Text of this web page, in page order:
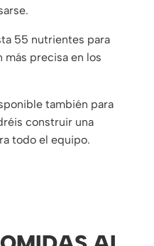
55 nutrientes para
precisa en los
también para
construir una
todo el equipo.